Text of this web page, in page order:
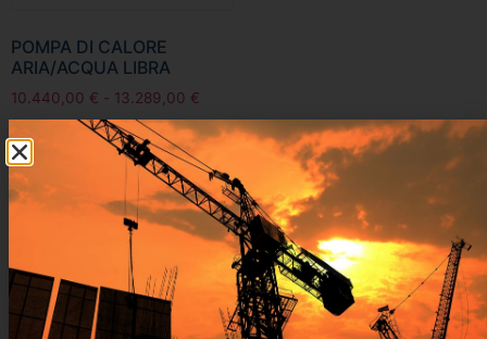
POMPA DI CALORE
ARIA/ACQUA LIBRA
10.440,00 € - 13.289,00 €
Visualizza prodotti